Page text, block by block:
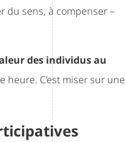
du sens, à compenser –
des individus au
heure. C’est miser sur une